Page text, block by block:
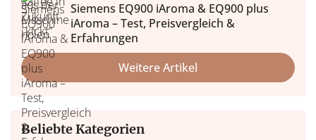
Siemens EQ900 iAroma & EQ900 plus
iAroma – Test, Preisvergleich &
Erfahrungen
Weitere Artikel
Beliebte Kategorien